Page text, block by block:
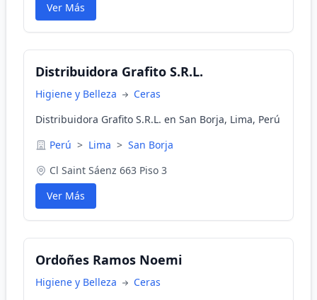
Ver Más
Distribuidora Grafito S.R.L.
Higiene y Belleza
Ceras
Distribuidora Grafito S.R.L. en San Borja, Lima, Perú
Perú > Lima > San Borja
Cl Saint Sáenz 663 Piso 3
Ver Más
Ordoñes Ramos Noemi
Higiene y Belleza
Ceras